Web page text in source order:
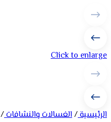
Click to enlarge
الرئيسية/الغسالات والنشافات/